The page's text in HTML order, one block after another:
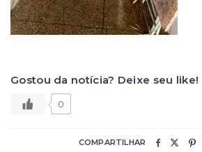
Gostou da notícia? Deixe seu like!
0
COMPARTILHAR